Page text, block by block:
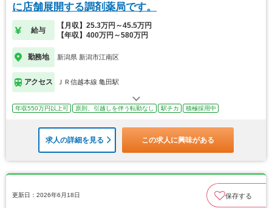
に店舗展開する調剤薬局です。
給与
【月収】25.3万円～45.5万円
【年収】400万円～580万円
勤務地 新潟県 新潟市江南区
アクセス ＪＲ信越本線 亀田駅
年収550万円以上可 原則、引越しを伴う転勤なし 駅チカ 積極採用中
求人の詳細を見る この求人に興味がある
更新日：2026年6月18日 保存する